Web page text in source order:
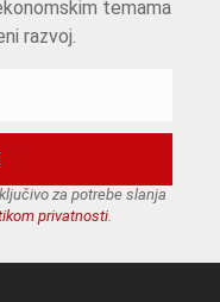
temama
razvoj.
za potrebe slanja
privatnosti.